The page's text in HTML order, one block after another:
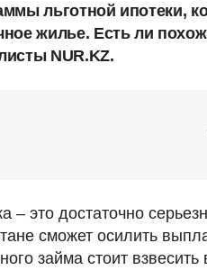
льготной ипотеки,
жилье. Есть ли
NUR.KZ.
– это достаточно
сможет осилить
займа стоит